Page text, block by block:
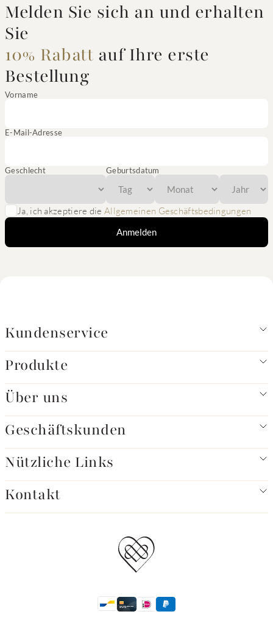
Melden Sie sich an und erhalten
Sie
10% Rabatt auf Ihre erste
Bestellung
Vorname
E-Mail-Adresse
Geschlecht Geburtsdatum
Ja, ich akzeptiere die Allgemeinen Geschäftsbedingungen
Anmelden
Kundenservice
Produkte
Über uns
Geschäftskunden
Nützliche Links
Kontakt